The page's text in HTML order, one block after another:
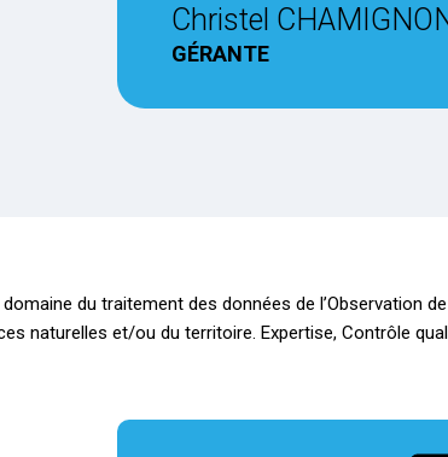
Christel
GÉRANTE
du traitement des données de l’Observation
naturelles et/ou du territoire. Expertise, Contrôle